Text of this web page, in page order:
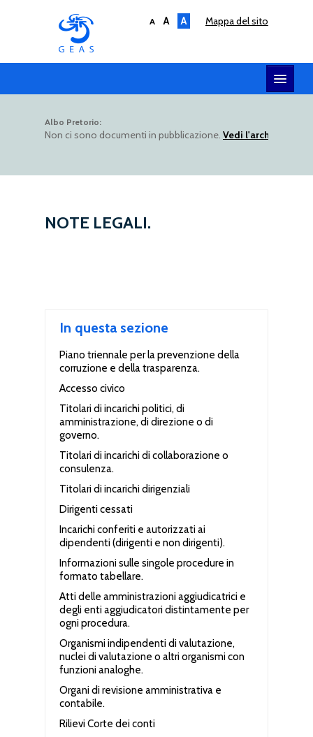
mappa del sito
A A A
SERVIZI
UTILITY
Albo Pretorio:
Non ci sono documenti in pubblicazione. Vedi l'archivio
NOTE LEGALI.
In questa sezione
Piano triennale per la prevenzione della
corruzione e della trasparenza.
Accesso civico
Titolari di incarichi politici, di
amministrazione, di direzione o di
governo.
Titolari di incarichi di collaborazione o
consulenza.
Titolari di incarichi dirigenziali
Dirigenti cessati
Incarichi conferiti e autorizzati ai
dipendenti (dirigenti e non dirigenti).
Informazioni sulle singole procedure in
formato tabellare.
Atti delle amministrazioni aggiudicatrici e
degli enti aggiudicatori distintamente per
ogni procedura.
Organismi indipendenti di valutazione,
nuclei di valutazione o altri organismi con
funzioni analoghe.
Organi di revisione amministrativa e
contabile.
Rilievi Corte dei conti